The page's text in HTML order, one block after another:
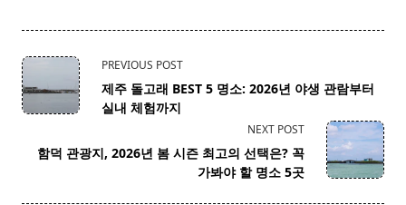
<span
class="nav-
subtitle
reader-
PREVIOUS POST
제주 돌고래 BEST 5 명소: 2026년 야생 관람부터
실내 체험까지
NEXT POST
함덕 관광지, 2026년 봄 시즌 최고의 선택은? 꼭
가봐야 할 명소 5곳